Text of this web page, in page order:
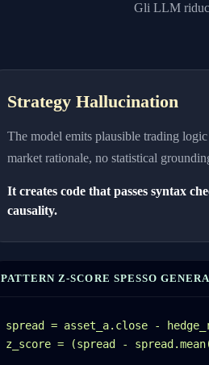
Gli LLM
Strategy Hallucination
The model emits plausible trading
market rationale, no statistical
It creates code that passes syntax
causality.
PATTERN Z-SCORE SPESSO
spread = asset_a.close -
z_score = (spread -